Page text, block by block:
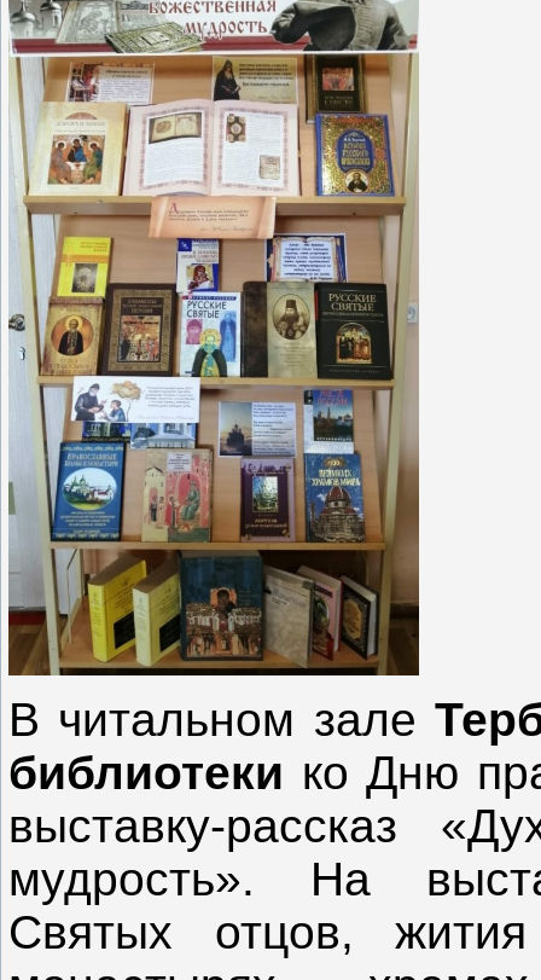
В читальном зале
библиотеки ко Дню
выставку-рассказ
мудрость». На
Святых отцов,